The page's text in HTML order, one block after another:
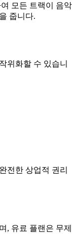
모든 트랙이 음악
줍니다.
위화할 수 있습니
전한 상업적 권리
, 유료 플랜은 무제